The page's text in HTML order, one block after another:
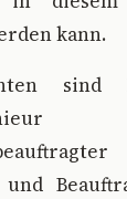
kann.
sind